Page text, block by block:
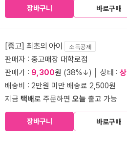
장바구니 바로구매
[중고] 최초의 아이 소득공제
판매자 : 중고매장 대학로점
판매가 : 9,300원 (38%↓) │ 상태 : 상
배송비 : 2만원 미만 배송료 2,500원
지금 택배로 주문하면오늘 출고 가능
장바구니 바로구매